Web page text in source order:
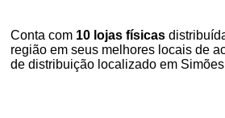
Conta com 10 lojas físicas
região em seus melhores locais de
de distribuição localizado em